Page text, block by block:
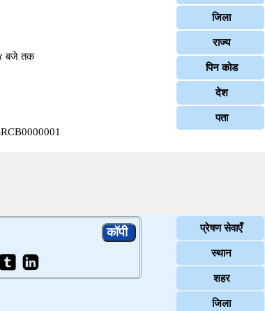
बजे तक
जिला
राज्य
पिन कोड
देश
पता
प्रेषण सेवाएँ
स्थान
शहर
जिला